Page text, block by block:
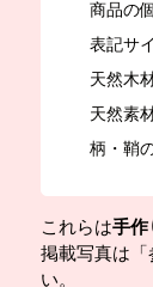
商品の
表記サ
天然木
天然素
柄・鞘
これらは手作
掲載写真は
い。